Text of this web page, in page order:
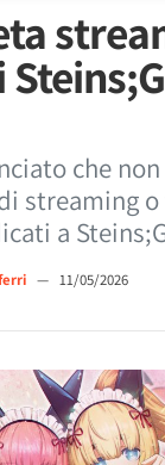
che
streaming
a
— 11/05/2026